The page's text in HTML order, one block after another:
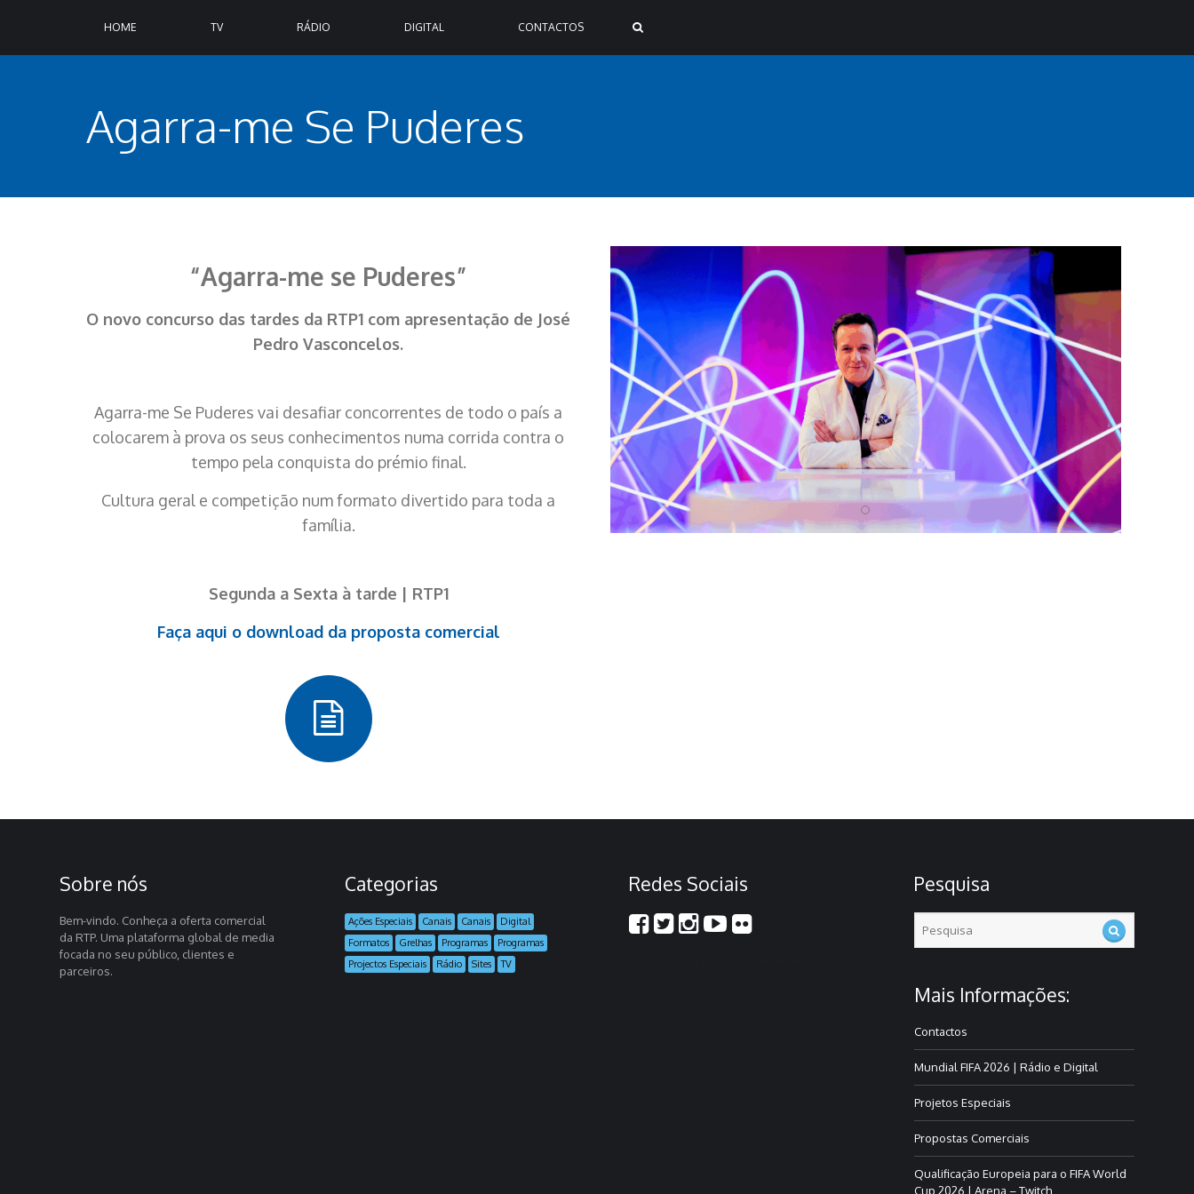
HOME TV RÁDIO DIGITAL CONTACTOS
Agarra-me Se Puderes
“Agarra-me se Puderes”
O novo concurso das tardes da RTP1 com apresentação de José
Pedro Vasconcelos.
Agarra-me Se Puderes vai desafiar concorrentes de todo o país a
colocarem à prova os seus conhecimentos numa corrida contra o
tempo pela conquista do prémio final.
Cultura geral e competição num formato divertido para toda a
família.
Segunda a Sexta à tarde | RTP1
Faça aqui o download da proposta comercial
Sobre nós
Bem-vindo. Conheça a oferta comercial
da RTP. Uma plataforma global de media
focada no seu público, clientes e
parceiros.
Categorias
Ações Especiais Canais Canais
Digital
Formatos
Grelhas Programas
Programas
Projectos Especiais
Rádio Sites TV
Redes Sociais Pesquisa
Mais Informações:
Contactos
Mundial FIFA 2026 | Rádio e Digital
Projetos Especiais
Propostas Comerciais
Qualificação Europeia para o FIFA World
Cup 2026 | Arena – Twitch